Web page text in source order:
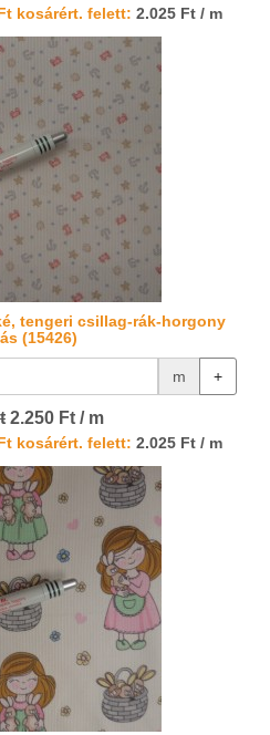
kosárért. felett: 2.025 Ft / m
tengeri csillag-rák-horgony
(15426)
m +
2.250 Ft / m
kosárért. felett: 2.025 Ft / m